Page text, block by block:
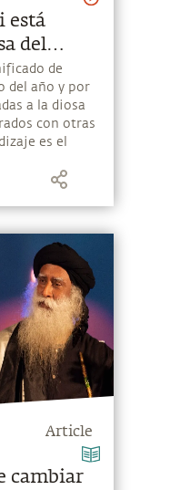
está
del
de
del año y por
a la diosa
con otras
es el
Article
cambiar